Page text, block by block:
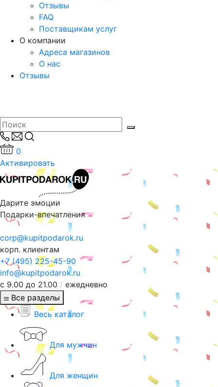
Отзывы
FAQ
Поставщикам услуг
О компании
Адреса магазинов
О нас
Отзывы
0
Активировать
Дарите эмоции
Подарки-впечатления
corp@kupitpodarok.ru
корп. клиентам
+7 (495) 225-45-90
info@kupitpodarok.ru
с 9.00 до 21.00 / ежедневно
Все разделы
Весь каталог
Для мужчин
Для женщин